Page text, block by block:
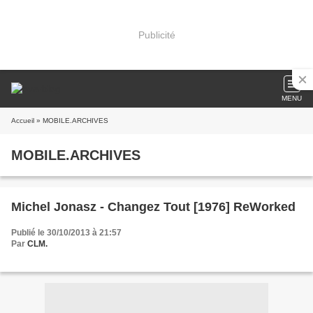
Publicité
MENU
Accueil » MOBILE.ARCHIVES
MOBILE.ARCHIVES
Michel Jonasz - Changez Tout [1976] ReWorked
Publié le 30/10/2013 à 21:57
Par CLM.